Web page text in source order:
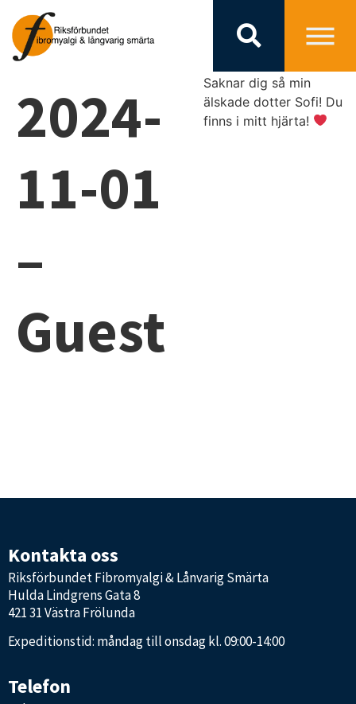
2024-
11-01
–
Guest
Saknar dig så min
älskade dotter Sofi! Du
finns i mitt hjärta!
Kontakta oss
Riksförbundet Fibromyalgi & Lånvarig Smärta
Hulda Lindgrens Gata 8
421 31 Västra Frölunda
Expeditionstid: måndag till onsdag kl. 09:00-14:00
Telefon